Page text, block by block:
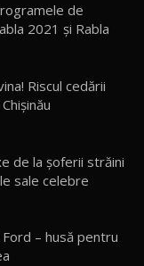
AutoBlog.MD
/ AutoBlog.MD
Testat în
de
2021 și Rabla
Riscul cedării
de la şoferii străini
sale celebre
– husă pentru